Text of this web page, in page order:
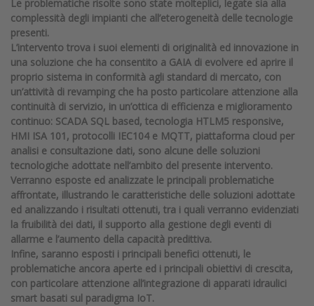
Le problematiche risolte sono state molteplici, legate sia alla
complessità degli impianti che all’eterogeneità delle tecnologie
presenti.
L’intervento trova i suoi elementi di originalità ed innovazione in
una soluzione che ha consentito a GAIA di evolvere ed aprire il
proprio sistema in conformità agli standard di mercato, con
un’attività di revamping che ha posto particolare attenzione alla
continuità di servizio, in un’ottica di efficienza e miglioramento
continuo: SCADA SQL based, tecnologia HTLM5 responsive,
HMI ISA 101, protocolli IEC104 e MQTT, piattaforma cloud per
analisi e consultazione dati, sono alcune delle soluzioni
tecnologiche adottate nell’ambito del presente intervento.
Verranno esposte ed analizzate le principali problematiche
affrontate, illustrando le caratteristiche delle soluzioni adottate
ed analizzando i risultati ottenuti, tra i quali verranno evidenziati
la fruibilità dei dati, il supporto alla gestione degli eventi di
allarme e l’aumento della capacità predittiva.
Infine, saranno esposti i principali benefici ottenuti, le
problematiche ancora aperte ed i principali obiettivi di crescita,
con particolare attenzione all’integrazione di apparati idraulici
smart basati sul paradigma IoT.